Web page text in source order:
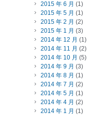
2015 年 6 月 (1)
2015 年 5 月 (1)
2015 年 2 月 (2)
2015 年 1 月 (3)
2014 年 12 月 (1)
2014 年 11 月 (2)
2014 年 10 月 (5)
2014 年 9 月 (3)
2014 年 8 月 (1)
2014 年 7 月 (2)
2014 年 5 月 (1)
2014 年 4 月 (2)
2014 年 1 月 (1)